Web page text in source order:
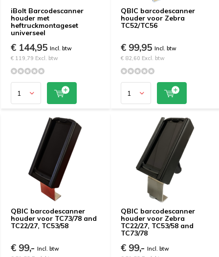
iBolt Barcodescanner
houder met
heftruckmontageset
universeel
€ 144,95 Incl. btw
€ 119,79 Excl. btw
QBIC barcodescanner
houder voor Zebra
TC52/TC56
€ 99,95 Incl. btw
€ 82,60 Excl. btw
QBIC barcodescanner
houder voor TC73/78 and
TC22/27, TC53/58
€ 99,- Incl. btw
QBIC barcodescanner
houder voor Zebra
TC22/27, TC53/58 and
TC73/78
€ 99,- Incl. btw